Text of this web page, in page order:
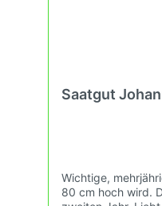
Saatgut
Wichtige,
80 cm hoch wird.